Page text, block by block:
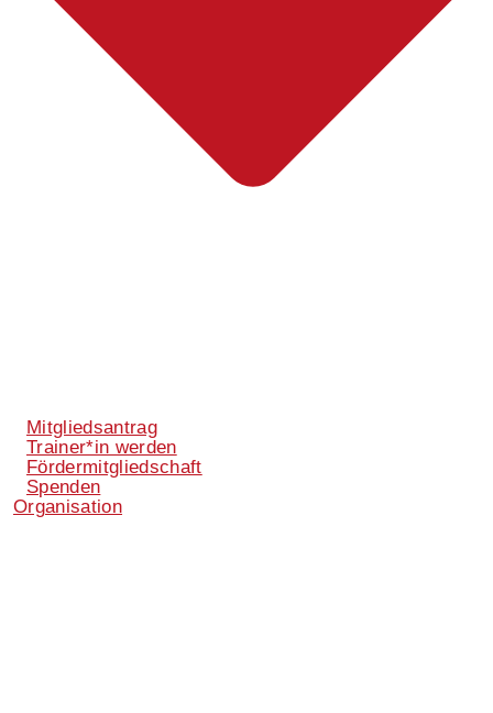
Mitgliedsantrag
Trainer*in werden
Fördermitgliedschaft
Spenden
Organisation